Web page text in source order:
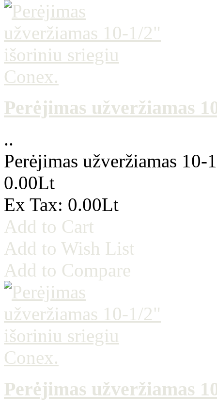
Perėjimas užveržiamas
..
Perėjimas užveržiamas
0.00Lt
Ex Tax: 0.00Lt
Add to Cart
Add to Wish List
Add to Compare
Perėjimas užveržiamas